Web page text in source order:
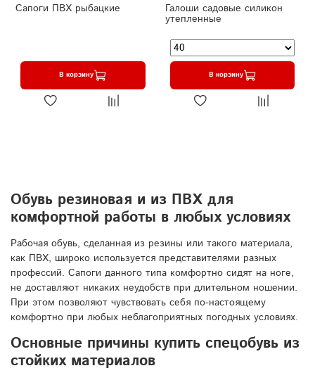
Сапоги ПВХ рыбацкие
В корзину
Галоши садовые силикон
утепленные
В корзину
Обувь резиновая и из ПВХ для
комфортной работы в любых условиях
Рабочая обувь, сделанная из резины или такого материала,
как ПВХ, широко используется представителями разных
профессий. Сапоги данного типа комфортно сидят на ноге,
не доставляют никаких неудобств при длительном ношении.
При этом позволяют чувствовать себя по-настоящему
комфортно при любых неблагоприятных погодных условиях.
Основные причины купить спецобувь из
стойких материалов